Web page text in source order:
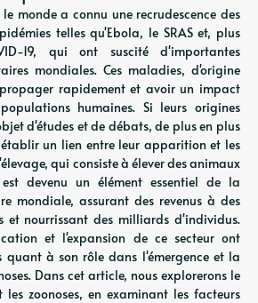
le monde a connu une recrudescence des
telles qu'Ebola, le SRAS et, plus
19, qui ont suscité d'importantes
mondiales. Ces maladies, d'origine
rapidement et avoir un impact
humaines. Si leurs origines
d'études et de débats, de plus en plus
un lien entre leur apparition et les
qui consiste à élever des animaux
devenu un élément essentiel de la
mondiale, assurant des revenus à des
et nourrissant des milliards d'individus.
et l'expansion de ce secteur ont
quant à son rôle dans l'émergence et la
Dans cet article, nous explorerons le
les zoonoses, en examinant les facteurs